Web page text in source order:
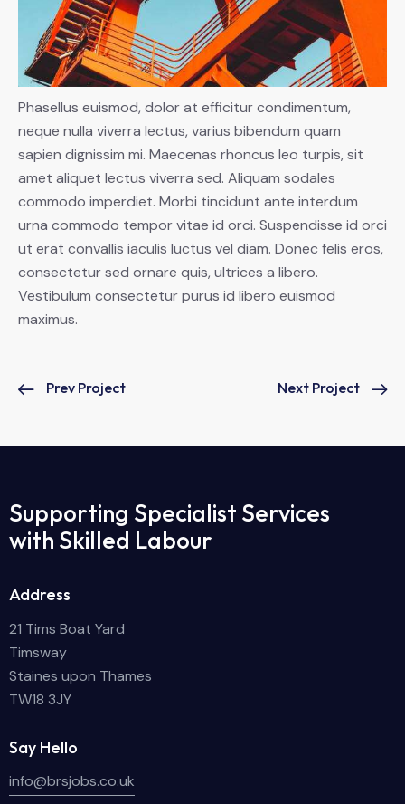
Phasellus euismod, dolor at efficitur condimentum,
neque nulla viverra lectus, varius bibendum quam
sapien dignissim mi. Maecenas rhoncus leo turpis, sit
amet aliquet lectus viverra sed. Aliquam sodales
commodo imperdiet. Morbi tincidunt ante interdum
urna commodo tempor vitae id orci. Suspendisse id orci
ut erat convallis iaculis luctus vel diam. Donec felis eros,
consectetur sed ornare quis, ultrices a libero.
Vestibulum consectetur purus id libero euismod
maximus.
Prev Project Next Project
Supporting Specialist Services
with Skilled Labour
Address
21 Tims Boat Yard
Timsway
Staines upon Thames
TW18 3JY
Say Hello
info@brsjobs.co.uk